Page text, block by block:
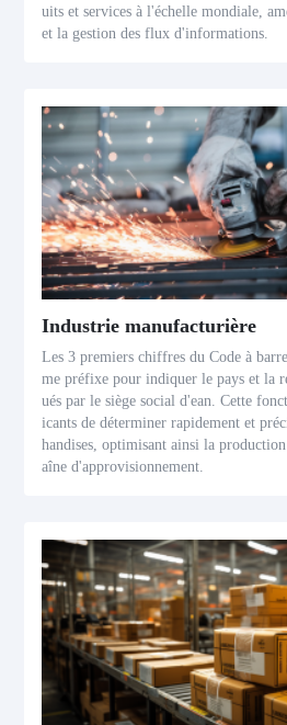
uits et services à l'échelle mondiale,
et la gestion des flux d'informations.
Industrie manufacturière
Les 3 premiers chiffres du Code à
me préfixe pour indiquer le pays et la
ués par le siège social d'ean. Cette
icants de déterminer rapidement et
handises, optimisant ainsi la
aîne d'approvisionnement.